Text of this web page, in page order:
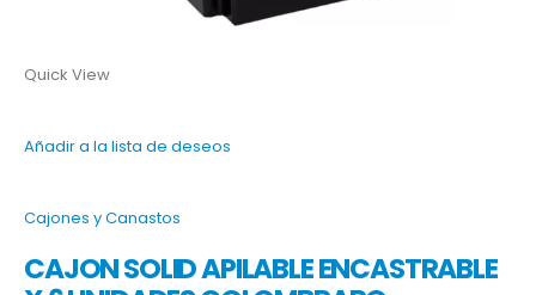
Quick View
Añadir a la lista de deseos
Cajones y Canastos
CAJON SOLID APILABLE ENCASTRABLE